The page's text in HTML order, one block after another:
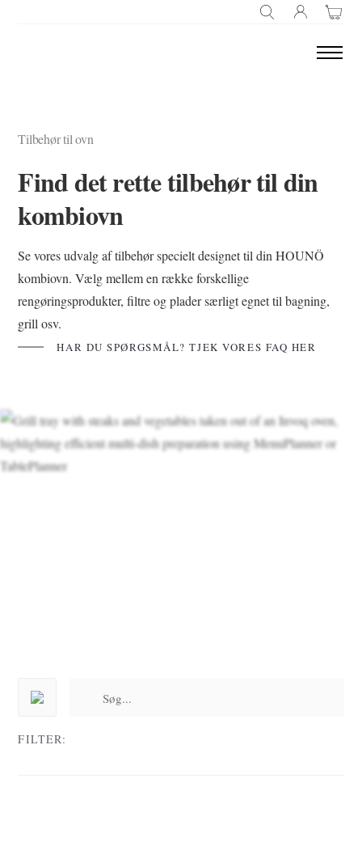
Tilbehør til ovn
Find det rette tilbehør til din
kombiovn
Se vores udvalg af tilbehør specielt designet til din HOUNÖ
kombiovn. Vælg mellem en række forskellige
rengøringsprodukter, filtre og plader særligt egnet til bagning,
grill osv.
HAR DU SPØRGSMÅL? TJEK VORES FAQ HER
FILTER: